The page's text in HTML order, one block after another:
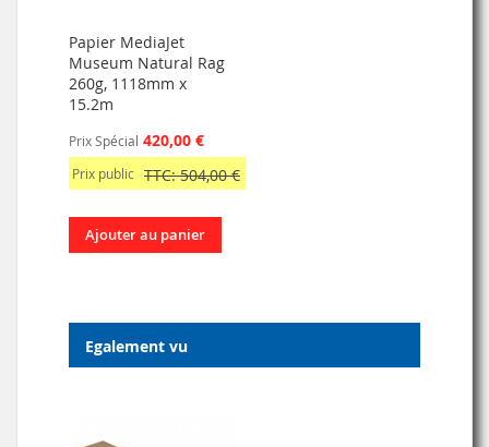
Papier MediaJet
Museum Natural Rag
260g, 1118mm x
15.2m
Prix Spécial 420,00 €
Prix public TTC: 504,00 €
Ajouter au panier
Egalement vu